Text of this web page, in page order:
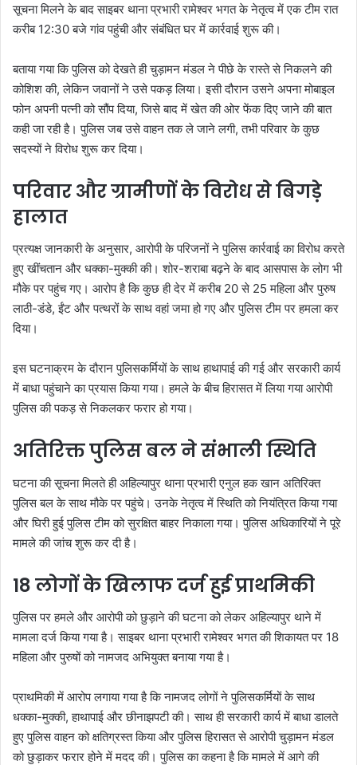
सूचना मिलने के बाद साइबर थाना प्रभारी रामेश्वर भगत के नेतृत्व में एक टीम रात
करीब 12:30 बजे गांव पहुंची और संबंधित घर में कार्रवाई शुरू की।
बताया गया कि पुलिस को देखते ही चुड़ामन मंडल ने पीछे के रास्ते से निकलने की
कोशिश की, लेकिन जवानों ने उसे पकड़ लिया। इसी दौरान उसने अपना मोबाइल
फोन अपनी पत्नी को सौंप दिया, जिसे बाद में खेत की ओर फेंक दिए जाने की बात
कही जा रही है। पुलिस जब उसे वाहन तक ले जाने लगी, तभी परिवार के कुछ
सदस्यों ने विरोध शुरू कर दिया।
परिवार और ग्रामीणों के विरोध से बिगड़े
हालात
प्रत्यक्ष जानकारी के अनुसार, आरोपी के परिजनों ने पुलिस कार्रवाई का विरोध करते
हुए खींचतान और धक्का-मुक्की की। शोर-शराबा बढ़ने के बाद आसपास के लोग भी
मौके पर पहुंच गए। आरोप है कि कुछ ही देर में करीब 20 से 25 महिला और पुरुष
लाठी-डंडे, ईंट और पत्थरों के साथ वहां जमा हो गए और पुलिस टीम पर हमला कर
दिया।
इस घटनाक्रम के दौरान पुलिसकर्मियों के साथ हाथापाई की गई और सरकारी कार्य
में बाधा पहुंचाने का प्रयास किया गया। हमले के बीच हिरासत में लिया गया आरोपी
पुलिस की पकड़ से निकलकर फरार हो गया।
अतिरिक्त पुलिस बल ने संभाली स्थिति
घटना की सूचना मिलते ही अहिल्यापुर थाना प्रभारी एनुल हक खान अतिरिक्त
पुलिस बल के साथ मौके पर पहुंचे। उनके नेतृत्व में स्थिति को नियंत्रित किया गया
और घिरी हुई पुलिस टीम को सुरक्षित बाहर निकाला गया। पुलिस अधिकारियों ने पूरे
मामले की जांच शुरू कर दी है।
18 लोगों के खिलाफ दर्ज हुई प्राथमिकी
पुलिस पर हमले और आरोपी को छुड़ाने की घटना को लेकर अहिल्यापुर थाने में
मामला दर्ज किया गया है। साइबर थाना प्रभारी रामेश्वर भगत की शिकायत पर 18
महिला और पुरुषों को नामजद अभियुक्त बनाया गया है।
प्राथमिकी में आरोप लगाया गया है कि नामजद लोगों ने पुलिसकर्मियों के साथ
धक्का-मुक्की, हाथापाई और छीनाझपटी की। साथ ही सरकारी कार्य में बाधा डालते
हुए पुलिस वाहन को क्षतिग्रस्त किया और पुलिस हिरासत से आरोपी चुड़ामन मंडल
को छुड़ाकर फरार होने में मदद की। पुलिस का कहना है कि मामले में आगे की